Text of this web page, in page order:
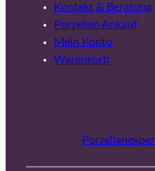
Kontakt & Beratung
Porzellan Ankauf
Mein Konto
Warenkorb